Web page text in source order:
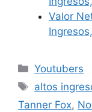
Valor
Categories
Youtubers
Tags
altos
Tanner Fox,